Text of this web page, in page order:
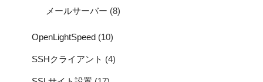
メールサーバー (8)
OpenLightSpeed (10)
SSHクライアント (4)